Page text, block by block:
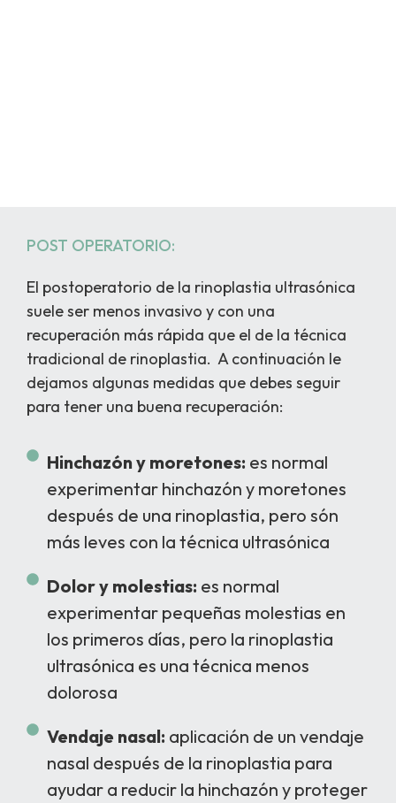
POST OPERATORIO:
El postoperatorio de la rinoplastia ultrasónica
suele ser menos invasivo y con una
recuperación más rápida que el de la técnica
tradicional de rinoplastia. A continuación le
dejamos algunas medidas que debes seguir
para tener una buena recuperación:
Hinchazón y moretones: es normal
experimentar hinchazón y moretones
después de una rinoplastia, pero són
más leves con la técnica ultrasónica
Dolor y molestias: es normal
experimentar pequeñas molestias en
los primeros días, pero la rinoplastia
ultrasónica es una técnica menos
dolorosa
Vendaje nasal: aplicación de un vendaje
nasal después de la rinoplastia para
ayudar a reducir la hinchazón y proteger